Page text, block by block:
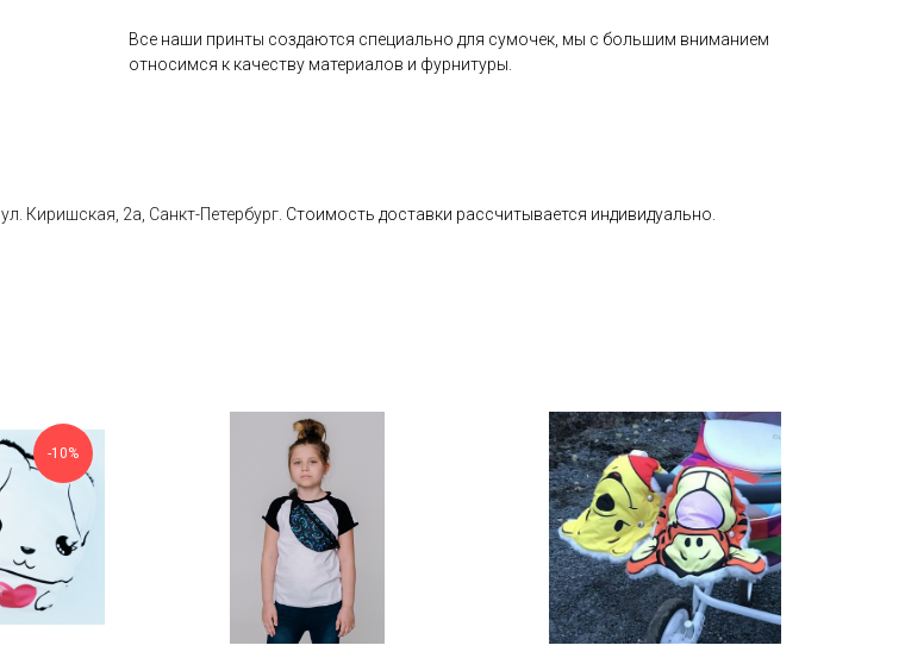
Все наши принты создаются специально для сумочек, мы с большим вниманием
относимся к качеству материалов и фурнитуры.
ул. Киришская, 2а, Санкт-Петербург Стоимость доставки рассчитывается индивидуально.
-10%